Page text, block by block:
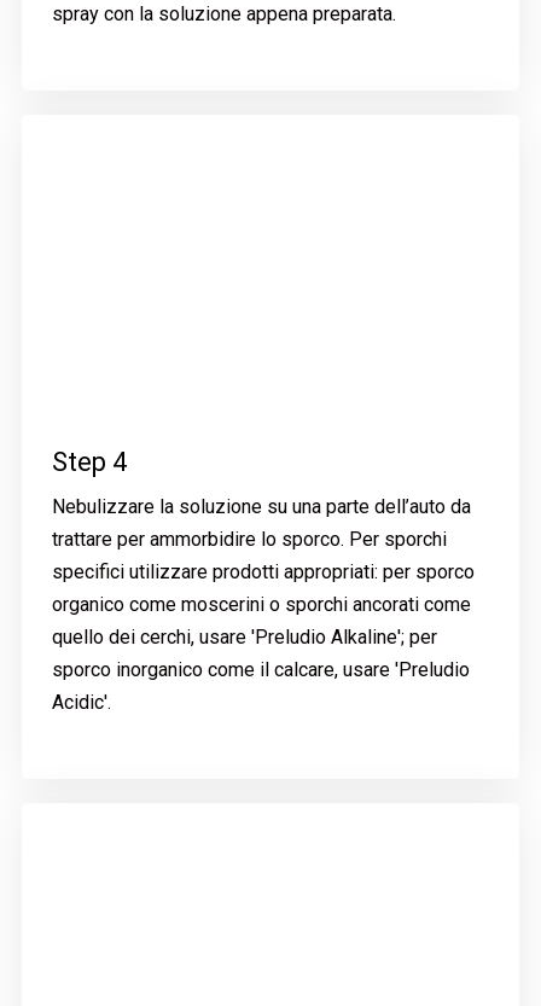
spray con la soluzione appena preparata.
Step 4
Nebulizzare la soluzione su una parte dell’auto da
trattare per ammorbidire lo sporco. Per sporchi
specifici utilizzare prodotti appropriati: per sporco
organico come moscerini o sporchi ancorati come
quello dei cerchi, usare 'Preludio Alkaline'; per
sporco inorganico come il calcare, usare 'Preludio
Acidic'.